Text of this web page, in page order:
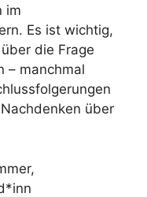
im
Es ist wichtig,
die Frage
– manchmal
über